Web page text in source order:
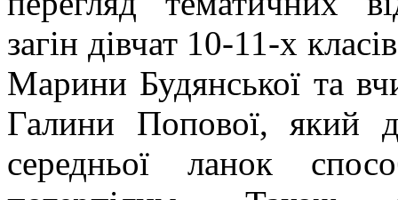
загін дівчат 10-11-х
Марини Будянської та
Галини Попової, який
середньої ланок